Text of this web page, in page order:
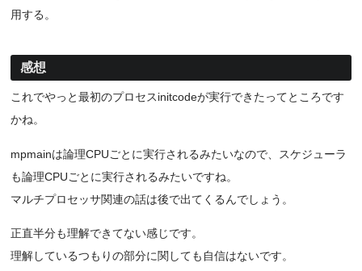
用する。
感想
これでやっと最初のプロセスinitcodeが実行できたってところです
かね。
mpmainは論理CPUごとに実行されるみたいなので、スケジューラ
も論理CPUごとに実行されるみたいですね。
マルチプロセッサ関連の話は後で出てくるんでしょう。
正直半分も理解できてない感じです。
理解しているつもりの部分に関しても自信はないです。